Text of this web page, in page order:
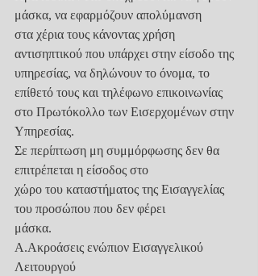
μάσκα, να εφαρμόζουν απολύμανση
στα χέρια τους κάνοντας χρήση
αντισηπτικού που υπάρχει στην είσοδο της
υπηρεσίας, να δηλώνουν το όνομα, το
επίθετό τους και τηλέφωνο επικοινωνίας
στο Πρωτόκολλο των Εισερχομένων στην
Υπηρεσίας.
Σε περίπτωση μη συμμόρφωσης δεν θα
επιτρέπεται η είσοδος στο
χώρο του καταστήματος της Εισαγγελίας
του προσώπου που δεν φέρει
μάσκα.
Α.Ακροάσεις ενώπιον Εισαγγελικού
Λειτουργού